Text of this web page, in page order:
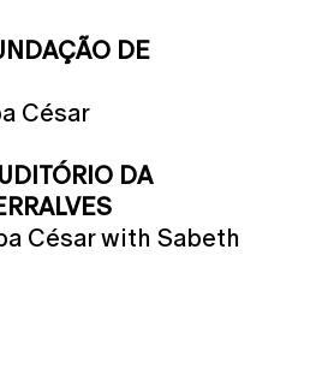
DE
César
DA
César with Sabeth